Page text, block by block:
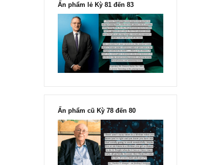
Ấn phẩm lẻ Kỳ 81 đến 83